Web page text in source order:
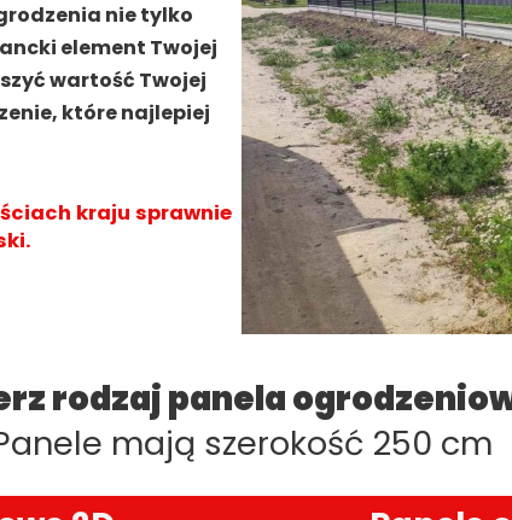
nie tylko
element Twojej
wartość Twojej
które najlepiej
kraju sprawnie
rodzaj panela
mają szerokość 250 cm